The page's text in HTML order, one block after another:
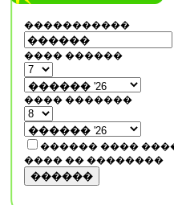
�����������
���� ������
���� �������
������ ����
���� �� ��������
������